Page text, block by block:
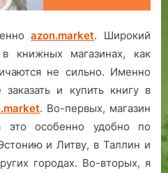
azon.market. Широкий
книжных магазинах, как
не сильно. Именно
и купить книгу в
. Во-первых, магазин
особенно удобно по
и Литву, в Таллин и
городах. Во-вторых, я